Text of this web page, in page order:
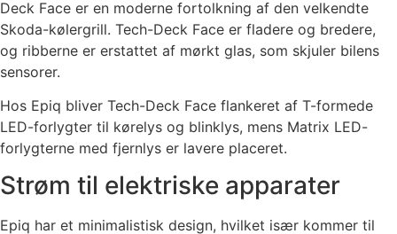
Deck Face er en moderne fortolkning af den velkendte
Skoda-kølergrill. Tech-Deck Face er fladere og bredere,
og ribberne er erstattet af mørkt glas, som skjuler bilens
sensorer.
Hos Epiq bliver Tech-Deck Face flankeret af T-formede
LED-forlygter til kørelys og blinklys, mens Matrix LED-
forlygterne med fjernlys er lavere placeret.
Strøm til elektriske apparater
Epiq har et minimalistisk design, hvilket især kommer til